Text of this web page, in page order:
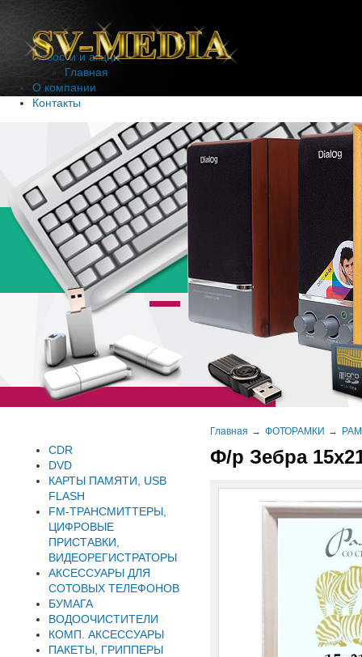
Новости и акции
Главная
О компании
Контакты
Главная ФОТОРАМКИ
Ф/р Зебра
CDR
DVD
КАРТЫ ПАМЯТИ, USB
FLASH
FM-ТРАНСМИТТЕРЫ,
ЦИФРОВЫЕ
ПРИСТАВКИ,
ВИДЕОРЕГИСТРАТОРЫ
АКСЕССУАРЫ ДЛЯ
СОТОВЫХ ТЕЛЕФОНОВ
БУМАГА
ВОДООЧИСТИТЕЛИ
КОМП. АКСЕССУАРЫ
ПАКЕТЫ, ГРИППЕРЫ